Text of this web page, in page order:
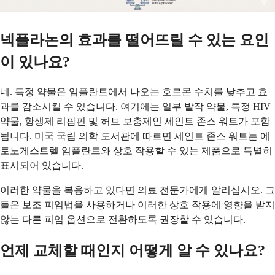
넥플라논의 효과를 떨어뜨릴 수 있는 요인
이 있나요?
네. 특정 약물은 임플란트에서 나오는 호르몬 수치를 낮추고 효
과를 감소시킬 수 있습니다. 여기에는 일부 발작 약물, 특정 HIV
약물, 항생제 리팜핀 및 허브 보충제인 세인트 존스 워트가 포함
됩니다. 미국 국립 의학 도서관에 따르면 세인트 존스 워트는 에
토노게스트렐 임플란트와 상호 작용할 수 있는 제품으로 특별히
표시되어 있습니다.
이러한 약물을 복용하고 있다면 의료 전문가에게 알리십시오. 그
들은 보조 피임법을 사용하거나 이러한 상호 작용에 영향을 받지
않는 다른 피임 옵션으로 전환하도록 권장할 수 있습니다.
언제 교체할 때인지 어떻게 알 수 있나요?